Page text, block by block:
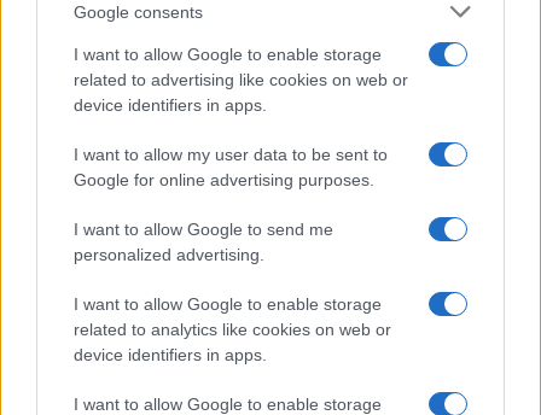
Google consents
I want to allow Google to enable storage
related to advertising like cookies on web or
device identifiers in apps.
I want to allow my user data to be sent to
Google for online advertising purposes.
I want to allow Google to send me
personalized advertising.
I want to allow Google to enable storage
related to analytics like cookies on web or
device identifiers in apps.
I want to allow Google to enable storage
Continua a leggere
EVENTI E AGENDA